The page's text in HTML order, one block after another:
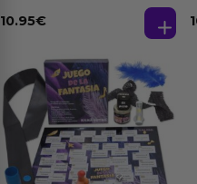
Dilatación Base Agua
10.95€